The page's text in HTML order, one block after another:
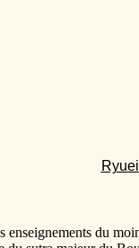
enseignements du